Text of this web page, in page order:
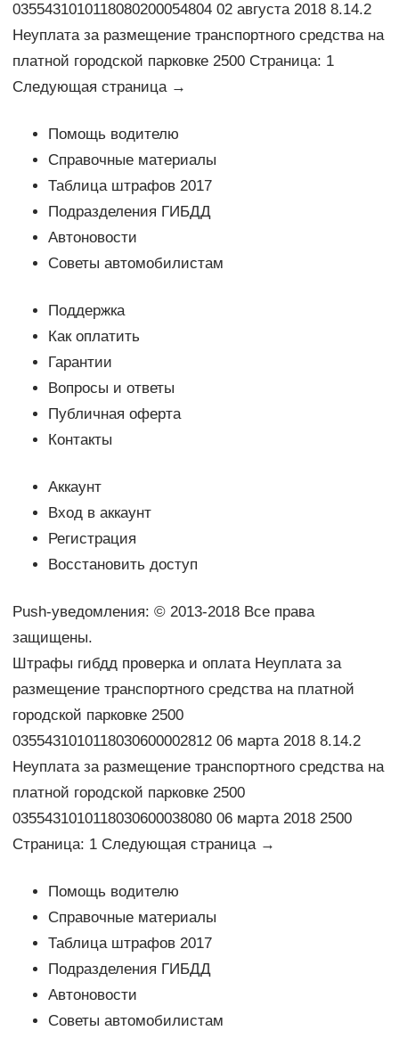
0355431010118080200054804 02 августа 2018 8.14.2
Неуплата за размещение транспортного средства на
платной городской парковке 2500 Страница: 1
Следующая страница →
Помощь водителю
Справочные материалы
Таблица штрафов 2017
Подразделения ГИБДД
Автоновости
Советы автомобилистам
Поддержка
Как оплатить
Гарантии
Вопросы и ответы
Публичная оферта
Контакты
Аккаунт
Вход в аккаунт
Регистрация
Восстановить доступ
Push-уведомления: © 2013-2018 Все права
защищены.
Штрафы гибдд проверка и оплата Неуплата за
размещение транспортного средства на платной
городской парковке 2500
0355431010118030600002812 06 марта 2018 8.14.2
Неуплата за размещение транспортного средства на
платной городской парковке 2500
0355431010118030600038080 06 марта 2018 2500
Страница: 1 Следующая страница →
Помощь водителю
Справочные материалы
Таблица штрафов 2017
Подразделения ГИБДД
Автоновости
Советы автомобилистам